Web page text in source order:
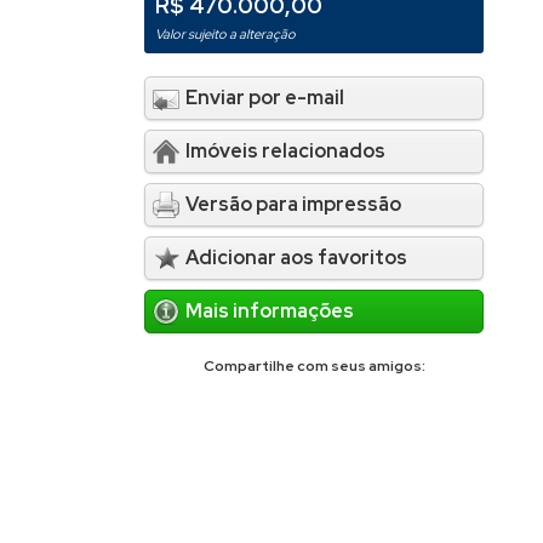
Valor sujeito a alteração
Enviar por e-mail
Imóveis relacionados
Versão para impressão
Adicionar aos favoritos
Mais informações
Compartilhe com seus amigos: